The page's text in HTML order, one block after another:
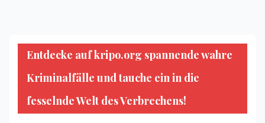
Entdecke auf kripo.org spannende wahre
Kriminalfälle und tauche ein in die
fesselnde Welt des Verbrechens!